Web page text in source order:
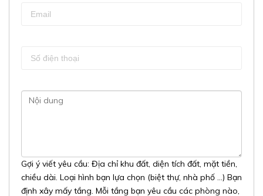
Gợi ý viết yêu cầu: Địa chỉ khu đất, diện tích đất, mặt tiền,
chiều dài. Loại hình bạn lựa chọn (biệt thự, nhà phố …) Bạn
định xây mấy tầng. Mỗi tầng bạn yêu cầu các phòng nào,